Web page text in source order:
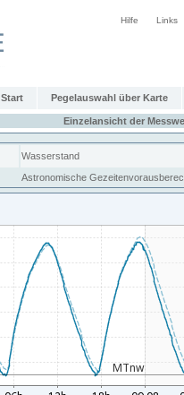
Hilfe Links
Start Pegelauswahl über Karte
Einzelansicht der
Wasserstand
Astronomische